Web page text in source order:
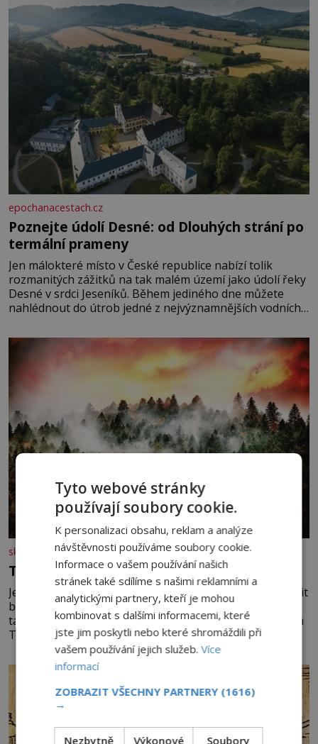
epochanacestach.cz
Poznejte údolí Desné: od Dlouhých strání po
termální prameny
Jen málokteré místo v České republice nabízí tolik
rozmanitých zážitků na tak malém území jako údolí řeky
Desné v srdci Jeseníků. Během jediného dne můžete
nahlédnout do útrob jedné z nejvýznamnějších vodních
se na koloběžce a den zakončit poznáváním památek ve
Velkých Losinách nebo v termálním
skutecnepribehy.cz
Ta cesta nám změnila život!
Jednoho dne mi dcera Terezka řekla, že chce jet navštívit
babičku, která žije na Šumavě. Zarazilo mě to. Nikoho
takového jsme v naší rodině neměli. Naše pětiletá dcera
Terezka měla vždycky divokou fantazii. Už odmalička
milovala svět pohádek. Každou chvilku mi říkala, že se jí
zdálo o jednorožcích, krásných princeznách, statečných
Tyto webové stránky
používají soubory cookie.
K personalizaci obsahu, reklam a analýze
návštěvnosti používáme soubory cookie.
Informace o vašem používání našich
stránek také sdílíme s našimi reklamními a
analytickými partnery, kteří je mohou
kombinovat s dalšími informacemi, které
jste jim poskytli nebo které shromáždili při
vašem používání jejich služeb.Více
informací
ZOBRAZIT VŠECHNY PARTNERY (1616)
→
Nezbytně
Výkonové
Soubory